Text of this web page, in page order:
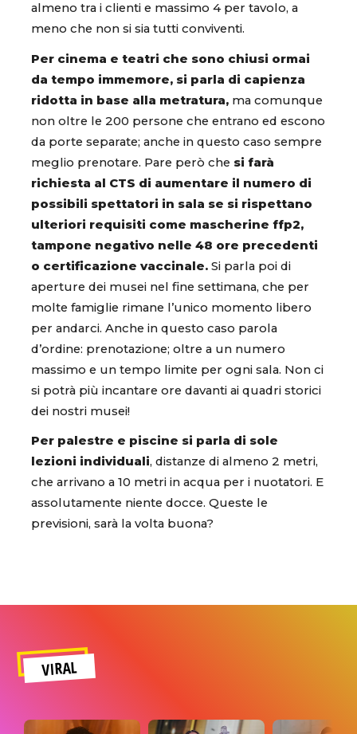
almeno tra i clienti e massimo 4 per tavolo, a
meno che non si sia tutti conviventi.
Per cinema e teatri che sono chiusi ormai
da tempo immemore, si parla di capienza
ridotta in base alla metratura, ma comunque
non oltre le 200 persone che entrano ed escono
da porte separate; anche in questo caso sempre
meglio prenotare. Pare però che si farà
richiesta al CTS di aumentare il numero di
possibili spettatori in sala se si rispettano
ulteriori requisiti come mascherine ffp2,
tampone negativo nelle 48 ore precedenti
o certificazione vaccinale. Si parla poi di
aperture dei musei nel fine settimana, che per
molte famiglie rimane l’unico momento libero
per andarci. Anche in questo caso parola
d’ordine: prenotazione; oltre a un numero
massimo e un tempo limite per ogni sala. Non ci
si potrà più incantare ore davanti ai quadri storici
dei nostri musei!
Per palestre e piscine si parla di sole
lezioni individuali, distanze di almeno 2 metri,
che arrivano a 10 metri in acqua per i nuotatori. E
assolutamente niente docce. Queste le
previsioni, sarà la volta buona?
VIRAL